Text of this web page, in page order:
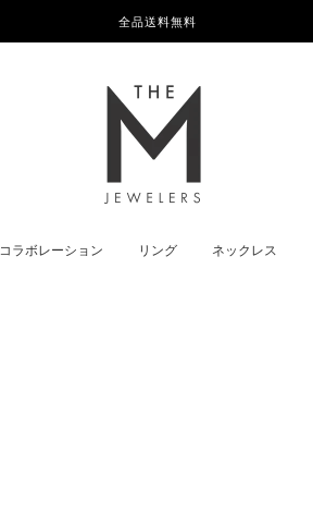
全品送料無料
コラボレーション リング ネックレス